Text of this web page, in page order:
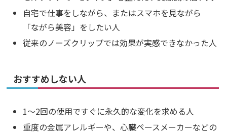
自宅で仕事をしながら、またはスマホを見ながら
「ながら美容」をしたい人
従来のノーズクリップでは効果が実感できなかった人
おすすめしない人
1〜2回の使用ですぐに永久的な変化を求める人
重度の金属アレルギーや、心臓ペースメーカーなどの